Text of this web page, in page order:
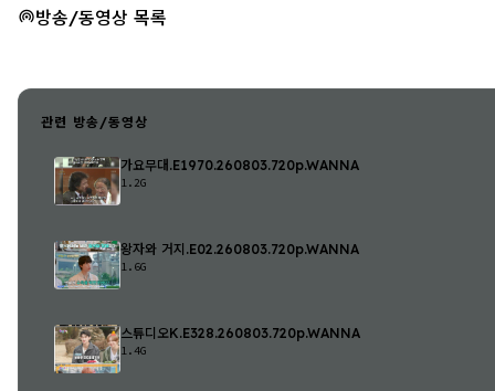
방송/동영상 목록
관련 방송/동영상
가요무대.E1970.260803.720p.WANNA
1.2G
왕자와 거지.E02.260803.720p.WANNA
1.6G
스튜디오K.E328.260803.720p.WANNA
1.4G